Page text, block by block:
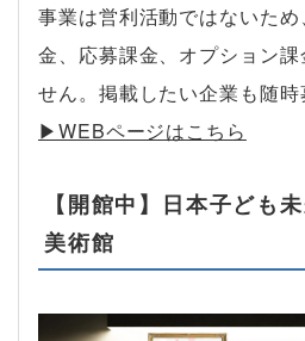
事業は営利活動ではないた
金、応募課金、オプション
せん。掲載したい企業も随時
▶︎WEBページはこちら
【開館中】日本子ども
美術館